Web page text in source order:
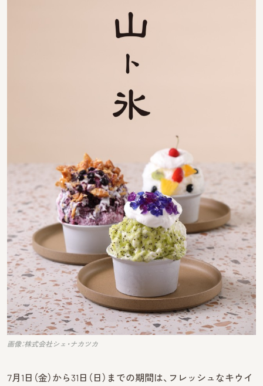
画像：株式会社シェ・ナカツカ
7月1日（金）から31日（日）までの期間は、フレッシュなキウイ